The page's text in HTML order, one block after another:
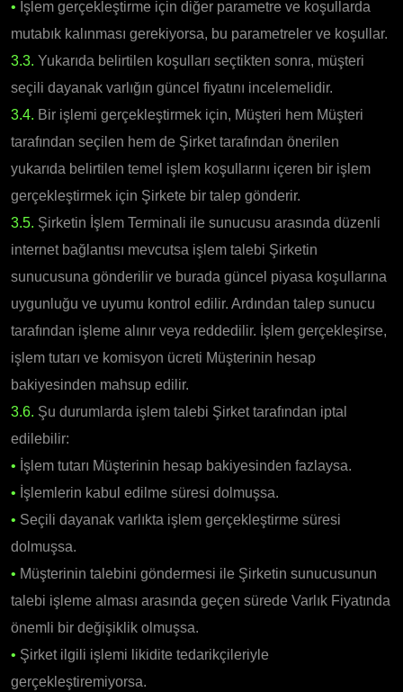
• İşlem gerçekleştirme için diğer parametre ve koşullarda
mutabık kalınması gerekiyorsa, bu parametreler ve koşullar.
3.3. Yukarıda belirtilen koşulları seçtikten sonra, müşteri
seçili dayanak varlığın güncel fiyatını incelemelidir.
3.4. Bir işlemi gerçekleştirmek için, Müşteri hem Müşteri
tarafından seçilen hem de Şirket tarafından önerilen
yukarıda belirtilen temel işlem koşullarını içeren bir işlem
gerçekleştirmek için Şirkete bir talep gönderir.
3.5. Şirketin İşlem Terminali ile sunucusu arasında düzenli
internet bağlantısı mevcutsa işlem talebi Şirketin
sunucusuna gönderilir ve burada güncel piyasa koşullarına
uygunluğu ve uyumu kontrol edilir. Ardından talep sunucu
tarafından işleme alınır veya reddedilir. İşlem gerçekleşirse,
işlem tutarı ve komisyon ücreti Müşterinin hesap
bakiyesinden mahsup edilir.
3.6. Şu durumlarda işlem talebi Şirket tarafından iptal
edilebilir:
• İşlem tutarı Müşterinin hesap bakiyesinden fazlaysa.
• İşlemlerin kabul edilme süresi dolmuşsa.
• Seçili dayanak varlıkta işlem gerçekleştirme süresi
dolmuşsa.
• Müşterinin talebini göndermesi ile Şirketin sunucusunun
talebi işleme alması arasında geçen sürede Varlık Fiyatında
önemli bir değişiklik olmuşsa.
• Şirket ilgili işlemi likidite tedarikçileriyle
gerçekleştiremiyorsa.